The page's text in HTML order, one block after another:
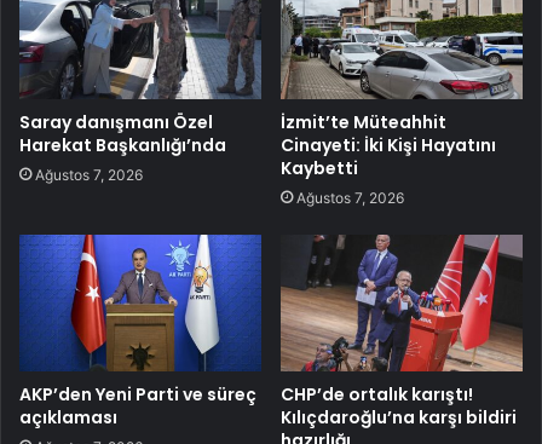
Saray danışmanı Özel
Harekat Başkanlığı’nda
Ağustos 7, 2026
İzmit’te Müteahhit
Cinayeti: İki Kişi Hayatını
Kaybetti
Ağustos 7, 2026
AKP’den Yeni Parti ve süreç
açıklaması
CHP’de ortalık karıştı!
Kılıçdaroğlu’na karşı bildiri